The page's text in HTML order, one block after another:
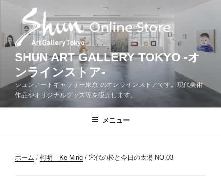
キ
SHUN ART GALLERY TOKYO -オ
ンラインストア-
シュンアートギャラリー東京 のオンラインストアです。現代美術
作品やオリジナルグッズ等を販売します。
メニュー
ホーム / 柯明｜Ke Ming / 宋代の松と今日の太陽 NO.03